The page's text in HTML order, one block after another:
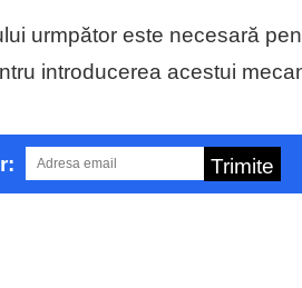
urmpător este necesară
introducerea acestui
Trimite